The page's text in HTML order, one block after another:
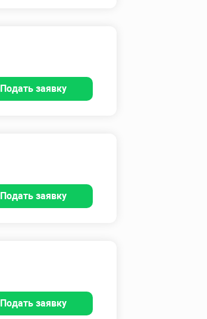
Подать заявку
Подать заявку
Подать заявку